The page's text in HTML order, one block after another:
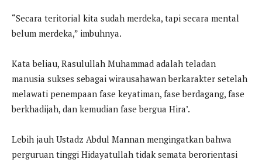
“Secara teritorial kita sudah merdeka, tapi secara mental
belum merdeka,” imbuhnya.
Kata beliau, Rasulullah Muhammad adalah teladan
manusia sukses sebagai wirausahawan berkarakter setelah
melawati penempaan fase keyatiman, fase berdagang, fase
berkhadijah, dan kemudian fase bergua Hira’.
Lebih jauh Ustadz Abdul Mannan mengingatkan bahwa
perguruan tinggi Hidayatullah tidak semata berorientasi